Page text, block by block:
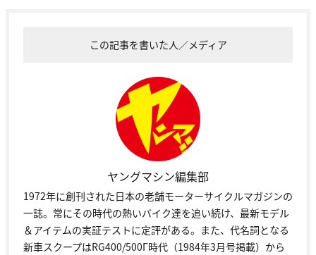
この記事を書いた人／メディア
ヤングマシン編集部
1972年に創刊された日本の老舗モーターサイクルマガジンの
一誌。常にその時代の熱いバイク達を追い続け、最新モデル
＆アイテムの実証テストに定評がある。また、代名詞となる
新車スクープはRG400/500Γ時代（1984年3月号掲載）から